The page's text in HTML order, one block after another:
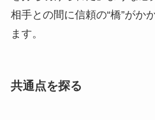
相手との間に信頼の“橋”がか
ます。
共通点を探る